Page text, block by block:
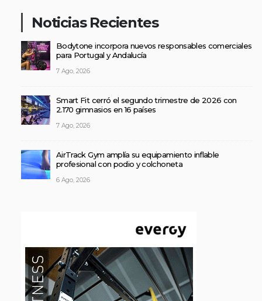
Noticias Recientes
Bodytone incorpora nuevos responsables comerciales
para Portugal y Andalucía
7 Ago, 2026
Smart Fit cerró el segundo trimestre de 2026 con
2.170 gimnasios en 16 países
7 Ago, 2026
AirTrack Gym amplía su equipamiento inflable
profesional con podio y colchoneta
6 Ago, 2026